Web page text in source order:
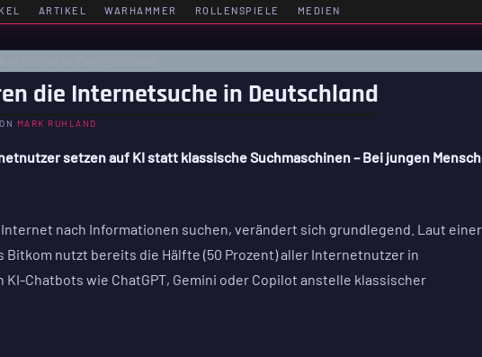
ARTIKEL WARHAMMER ROLLENSPIELE MEDIEN
die Internetsuche in Deutschland
MARK RUHLAND
setzen auf KI statt klassische Suchmaschinen – Bei jungen
Internet nach Informationen suchen, verändert sich grundlegend. Laut einer
nutzt bereits die Hälfte (50 Prozent) aller Internetnutzer in
Chatbots wie ChatGPT, Gemini oder Copilot anstelle klassischer